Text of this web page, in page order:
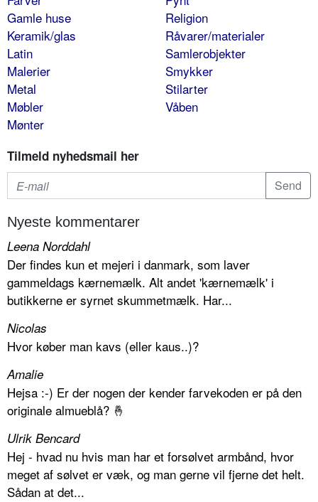
Gamle huse
Keramik/glas
Latin
Malerier
Metal
Møbler
Mønter
Religion
Råvarer/materialer
Samlerobjekter
Smykker
Stilarter
Våben
Tilmeld nyhedsmail her
Nyeste kommentarer
Leena Norddahl
Der findes kun et mejeri i danmark, som laver
gammeldags kærnemælk. Alt andet 'kærnemælk' i
butikkerne er syrnet skummetmælk. Har...
Nicolas
Hvor køber man kavs (eller kaus..)?
Amalie
Hejsa :-) Er der nogen der kender farvekoden er på den
originale almueblå? 🤞
Ulrik Bencard
Hej - hvad nu hvis man har et forsølvet armbånd, hvor
meget af sølvet er væk, og man gerne vil fjerne det helt.
Sådan at det...